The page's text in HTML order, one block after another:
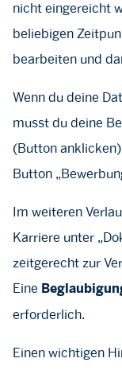
nicht eingereicht
beliebigen
bearbeiten und
Wenn du deine
musst du deine
(Button
Button
Im weiteren
Karriere unter
zeitgerecht zur
Eine
erforderlich.
Einen wichtigen